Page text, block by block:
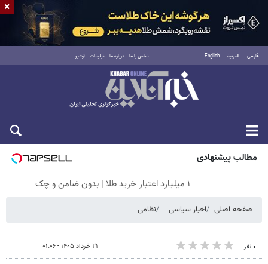
فارسی العربية English تماس با ما درباره ما تبلیغات آرشیو
شنبه ۱۷ مرداد ۱۴۰۵
مطالب پیشنهادی
۱ میلیارد اعتبار خرید طلا | بدون ضامن و چک
صفحه اصلی اخبار سیاسی نظامی
۰ نفر ۲۱ خرداد ۱۴۰۵ - ۰۱:۰۶
×